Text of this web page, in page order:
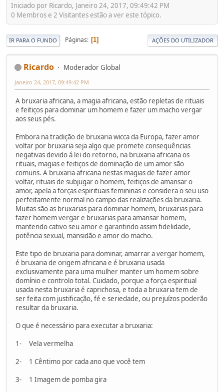
Iniciado por Ricardo, Janeiro 24, 2017, 09:49:42 PM
0 Membros e 2 Visitantes estão a ver este tópico.
IR PARA O FUNDO Páginas 1 AÇÕES DO UTILIZADOR
Ricardo Moderador Global
Janeiro 24, 2017, 09:49:42 PM
A bruxaria africana, a magia africana, estão repletas de rituais
e feitiços para dominar um homem e fazer um macho vergar
aos seus pés.
Embora na tradição de bruxaria wicca da Europa, fazer amor
voltar por bruxaria seja algo que promete consequências
negativas devido á lei do retorno, na bruxaria africana os
rituais, magias e feitiços de dominação de um amor são
comuns. A bruxaria africana nestas magias de fazer amor
voltar, rituais de subjugar o homem, feitiços de amansar o
amor, apela a forças espirituais femininas e considera o seu uso
perfeitamente normal no campo das realizações da bruxaria.
Muitas são as bruxarias para dominar homem, bruxarias para
fazer homem vergar e bruxarias para amansar homem,
mantendo cativo seu amor e garantindo assim fidelidade,
potência sexual, mansidão e amor do macho.
Este tipo de bruxaria para dominar, amarrar a vergar homem,
é bruxaria de origem africana e é bruxaria usada
exclusivamente para uma mulher manter um homem sobre
domínio e controlo total. Cuidado, porque a força espiritual
usada nesta bruxaria é caprichosa, e toda a bruxaria tem de
ser feita com justificação, fé e seriedade, ou prejuízos poderão
resultar da bruxaria.
O que é necessário para executar a bruxaria:
1- Vela vermelha
2- 1 Cêntimo por cada ano que você tem
3- 1 Imagem de pomba gira